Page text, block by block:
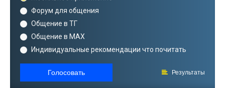
Форум для общения
Общение в ТГ
Общение в MAX
Индивидуальные рекомендации что почитать
Голосовать Результаты